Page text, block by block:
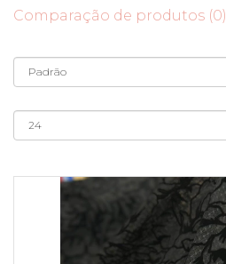
Comparação de produtos (0)